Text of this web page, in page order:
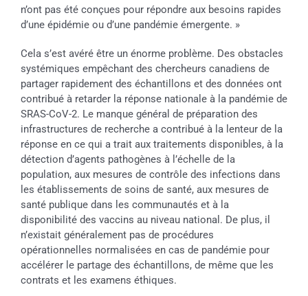
n’ont pas été conçues pour répondre aux besoins rapides
d’une épidémie ou d’une pandémie émergente. »
Cela s’est avéré être un énorme problème. Des obstacles
systémiques empêchant des chercheurs canadiens de
partager rapidement des échantillons et des données ont
contribué à retarder la réponse nationale à la pandémie de
SRAS-CoV-2. Le manque général de préparation des
infrastructures de recherche a contribué à la lenteur de la
réponse en ce qui a trait aux traitements disponibles, à la
détection d’agents pathogènes à l’échelle de la
population, aux mesures de contrôle des infections dans
les établissements de soins de santé, aux mesures de
santé publique dans les communautés et à la
disponibilité des vaccins au niveau national. De plus, il
n’existait généralement pas de procédures
opérationnelles normalisées en cas de pandémie pour
accélérer le partage des échantillons, de même que les
contrats et les examens éthiques.